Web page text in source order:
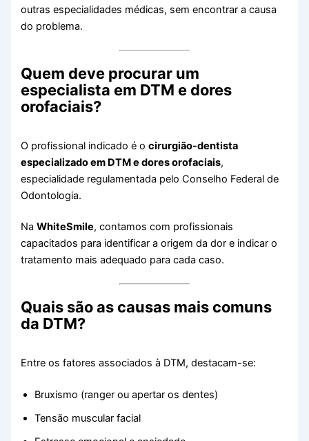
outras especialidades médicas, sem encontrar a causa
do problema.
Quem deve procurar um
especialista em DTM e dores
orofaciais?
O profissional indicado é ocirurgião-dentista
especializado em DTM e dores orofaciais,
especialidade regulamentada pelo Conselho Federal de
Odontologia.
NaWhiteSmile, contamos com profissionais
capacitados para identificar a origem da dor e indicar o
tratamento mais adequado para cada caso.
Quais são as causas mais comuns
da DTM?
Entre os fatores associados à DTM, destacam-se:
Bruxismo (ranger ou apertar os dentes)
Tensão muscular facial